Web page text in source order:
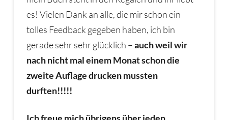
es! Vielen Dank an alle, die mir schon ein
tolles Feedback gegeben haben, ich bin
gerade sehr sehr glücklich –auch weil wir
nach nicht mal einem Monat schon die
zweite Auflage druckenmussten
durften!!!!!